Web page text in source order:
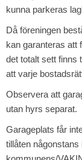
kunna parkeras
Då föreningen
kan garanteras att
det totalt sett finns
att varje
Observera att
utan hyrs separat.
Garageplats får
tillåten